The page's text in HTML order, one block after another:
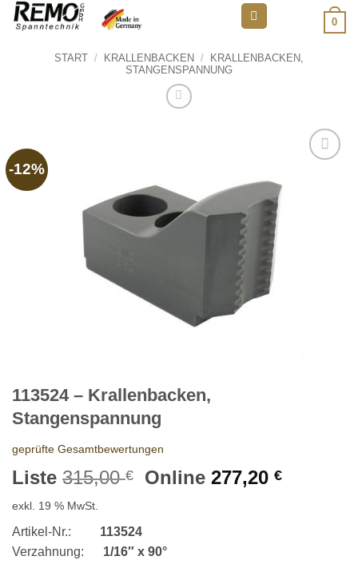
Zum
Inhalt
0
START / KRALLENBACKEN /
KRALLENBACKEN,
STANGENSPANNUNG
-12%
113524 – Krallenbacken,
Stangenspannung
geprüfte Gesamtbewertungen
Liste 315,00€
Ursprünglicher
Online 277,20€
exkl. 19 % MwSt.
Artikel-Nr.: 113524
Verzahnung: 1/16″ x 90°